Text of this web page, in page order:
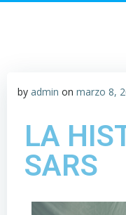
by admin on marzo 8,
LA
SARS